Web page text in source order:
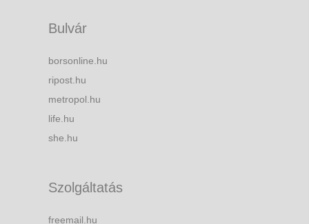
Bulvár
borsonline.hu
ripost.hu
metropol.hu
life.hu
she.hu
Szolgáltatás
freemail.hu